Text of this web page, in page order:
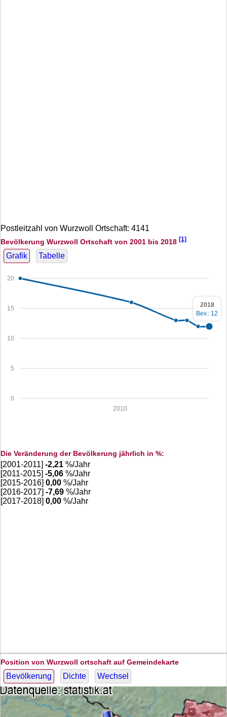
Postleitzahl von Wurzwoll Ortschaft: 4141
Bevölkerung Wurzwoll Ortschaft von 2001 bis 2018 [1]
Grafik Tabelle
0
5
10
15
20
2010
2018
Bev.: 12
Die Veränderung der Bevölkerung jährlich in %:
[2001-2011] -2,21 %/Jahr
[2011-2015] -5,06 %/Jahr
[2015-2016] 0,00 %/Jahr
[2016-2017] -7,69 %/Jahr
[2017-2018] 0,00 %/Jahr
Position von Wurzwoll ortschaft auf Gemeindekarte
Bevölkerung Dichte Wechsel